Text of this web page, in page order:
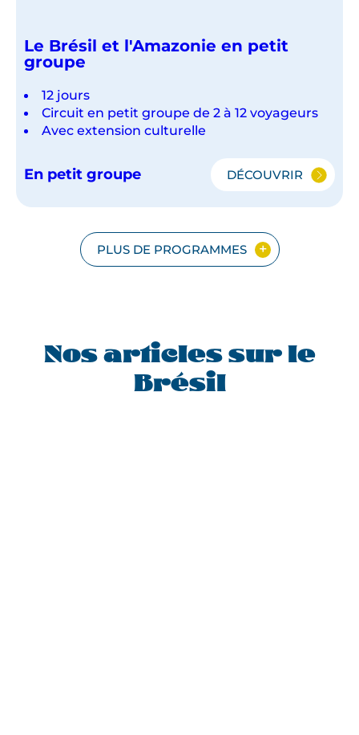
Le Brésil et l'Amazonie en petit
groupe
12 jours
Circuit en petit groupe de 2 à 12 voyageurs
Avec extension culturelle
En petit groupe DÉCOUVRIR
LE
L'AMAZONIE
EN
PETIT
PLUS DE PROGRAMMES
Nos articles sur le
Brésil